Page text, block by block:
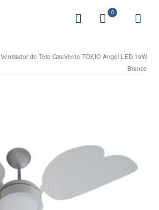
0
Ventilador de Teto GiraVento TOKIO Angel LED 18W
Branco